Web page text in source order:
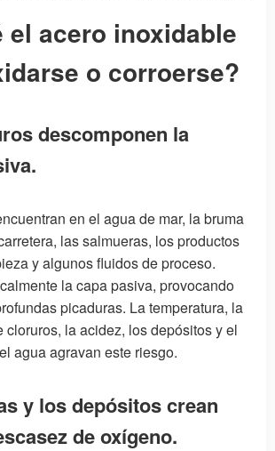
el acero inoxidable
o corroerse?
descomponen la
en el agua de mar, la bruma
las salmueras, los productos
y algunos fluidos de proceso.
la capa pasiva, provocando
picaduras. La temperatura, la
cloruros, la acidez, los depósitos y el
agua agravan este riesgo.
y los depósitos crean
de oxígeno.